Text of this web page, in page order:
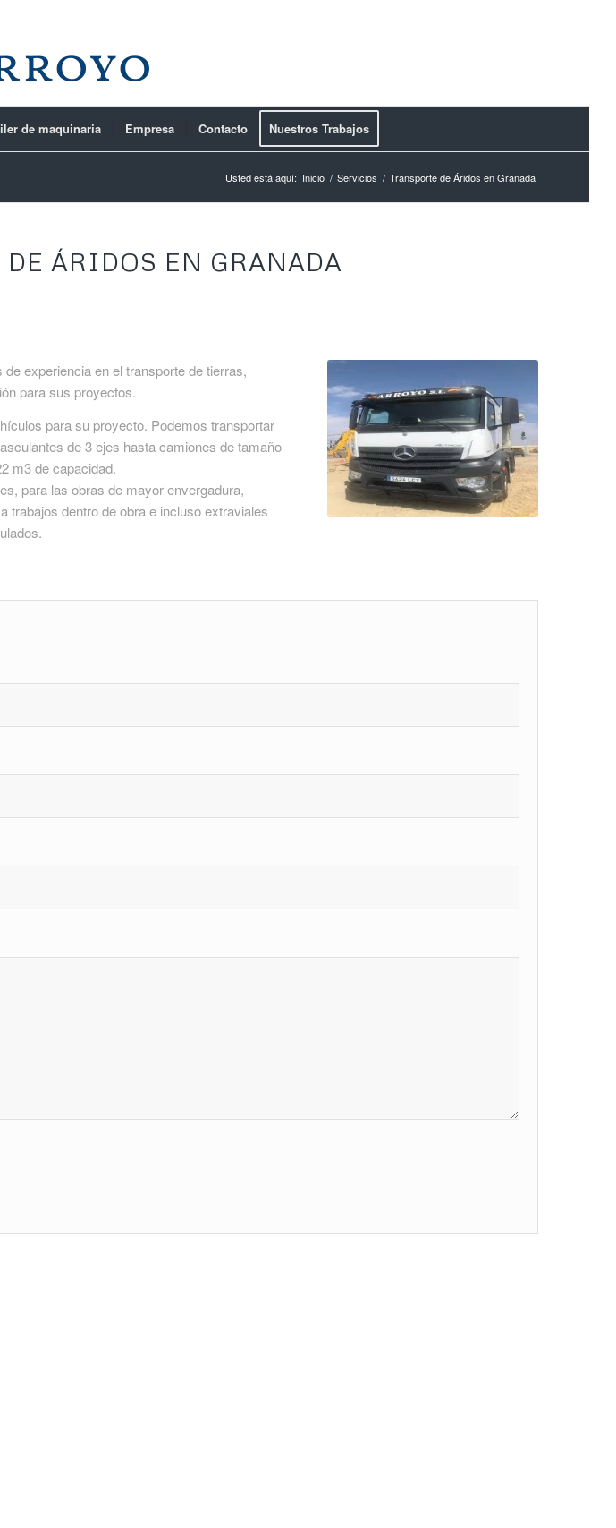
de maquinaria Empresa Contacto Nuestros Trabajos
Usted está aquí: Inicio / Servicios / Transporte de Áridos en Granada
DE ÁRIDOS EN GRANADA
experiencia en el transporte de tierras,
para sus proyectos.
para su proyecto. Podemos transportar
de 3 ejes hasta camiones de tamaño
m3 de capacidad.
para las obras de mayor envergadura,
trabajos dentro de obra e incluso extraviales